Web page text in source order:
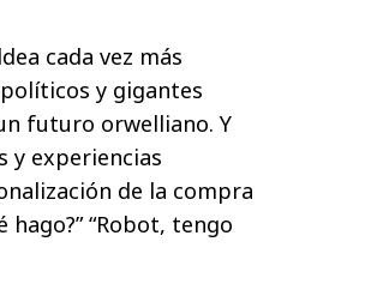
cada vez más
y gigantes
futuro orwelliano. Y
y experiencias
de la compra
hago?” “Robot, tengo